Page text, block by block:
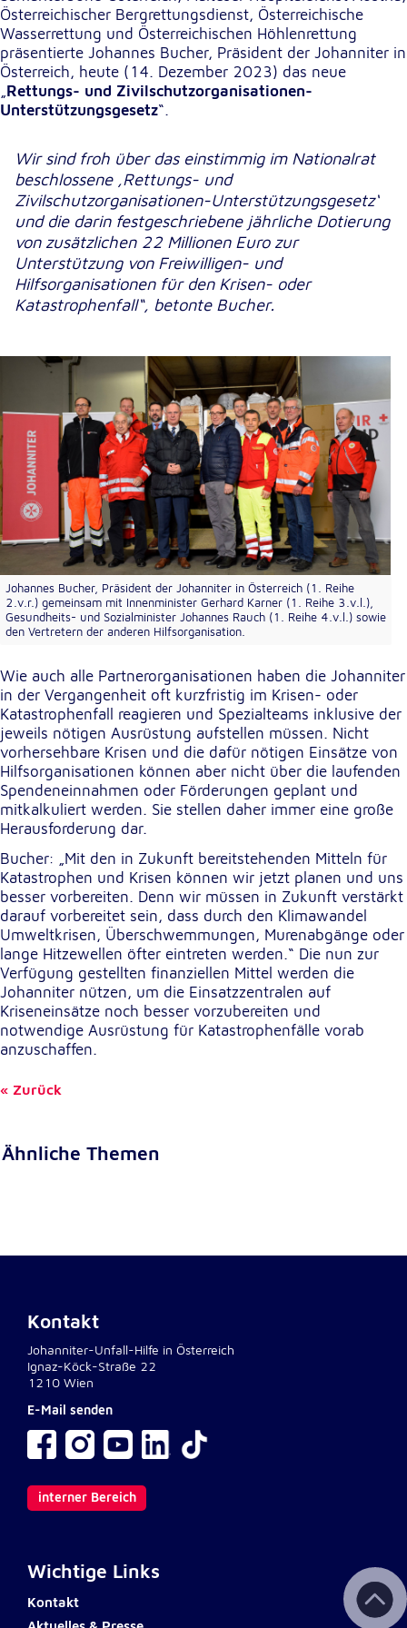
Österreichischer Bergrettungsdienst, Österreichische
Wasserrettung und Österreichischen Höhlenrettung
präsentierte Johannes Bucher, Präsident der Johanniter in
Österreich, heute (14. Dezember 2023) das neue
Rettungs- und Zivilschutzorganisationen-
Unterstützungsgesetz“.
Wir sind froh über das einstimmig im Nationalrat
beschlossene ‚Rettungs- und
Zivilschutzorganisationen-Unterstützungsgesetz‘
und die darin festgeschriebene jährliche Dotierung
von zusätzlichen 22 Millionen Euro zur
Unterstützung von Freiwilligen- und
Hilfsorganisationen für den Krisen- oder
Katastrophenfall“, betonte Bucher.
Johannes Bucher, Präsident der Johanniter in Österreich (1. Reihe
2.v.r.) gemeinsam mit Innenminister Gerhard Karner (1. Reihe 3.v.l.),
Gesundheits- und Sozialminister Johannes Rauch (1. Reihe 4.v.l.) sowie
den Vertretern der anderen Hilfsorganisation.
Wie auch alle Partnerorganisationen haben die Johanniter
in der Vergangenheit oft kurzfristig im Krisen- oder
Katastrophenfall reagieren und Spezialteams inklusive der
jeweils nötigen Ausrüstung aufstellen müssen. Nicht
vorhersehbare Krisen und die dafür nötigen Einsätze von
Hilfsorganisationen können aber nicht über die laufenden
Spendeneinnahmen oder Förderungen geplant und
mitkalkuliert werden. Sie stellen daher immer eine große
Herausforderung dar.
Bucher: „Mit den in Zukunft bereitstehenden Mitteln für
Katastrophen und Krisen können wir jetzt planen und uns
besser vorbereiten. Denn wir müssen in Zukunft verstärkt
darauf vorbereitet sein, dass durch den Klimawandel
Umweltkrisen, Überschwemmungen, Murenabgänge oder
lange Hitzewellen öfter eintreten werden.“ Die nun zur
Verfügung gestellten finanziellen Mittel werden die
Johanniter nützen, um die Einsatzzentralen auf
Kriseneinsätze noch besser vorzubereiten und
notwendige Ausrüstung für Katastrophenfälle vorab
anzuschaffen.
Zurück
Ähnliche Themen
Kontakt
Johanniter-Unfall-Hilfe in Österreich
Ignaz-Köck-Straße 22
1210 Wien
E-Mail senden
interner Bereich
Wichtige Links
Kontakt
Externe Dienste
Um Inhalte von Videoplattformen und
Kartendiensten anzeigen zu können, werden von
diesen externen Diensten Cookies gesetzt.
YouTube
Anbieter:
Google LLC
Zweck:
Einbinden und Anzeigen von Videos
Google Maps
Name:
NID
Anbieter:
Google LLC
Zweck:
Einbinden von interaktiven Google Karten
Cookie Laufzeit:
6 Monate